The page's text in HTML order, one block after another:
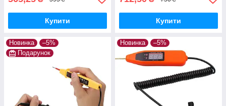
Купити Купити
Новинка
–5%
Подарунок
Новинка –5%